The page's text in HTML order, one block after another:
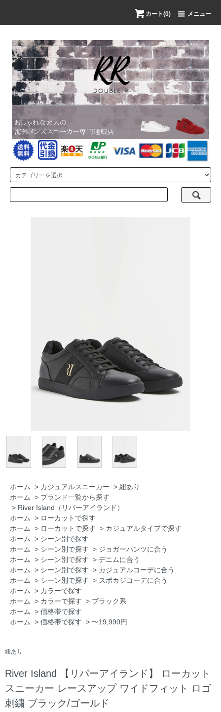
カート(0) メニュー
ホーム > カジュアルスニーカー > 紐あり
ホーム
> ブランド一覧から探す
> River Island（リバーアイランド）
ホーム
> ローカットで探す
ホーム
> ローカットで探す > カジュアルタイプで探す
ホーム
> シーン別で探す
ホーム
> シーン別で探す > ジョガーパンツに合う
ホーム
> シーン別で探す > デニムに合う
ホーム
> シーン別で探す > カジュアルコーデに合う
ホーム
> シーン別で探す > スポカジコーデに合う
ホーム
> カラーで探す
ホーム
> カラーで探す > ブラック系
ホーム
> 価格帯で探す
ホーム
> 価格帯で探す > 〜19,990円
紐あり
River Island 【リバーアイランド】 ローカット
スニーカー レースアップ ワイドフィット ロゴ
刺繍 ブラック/ゴールド